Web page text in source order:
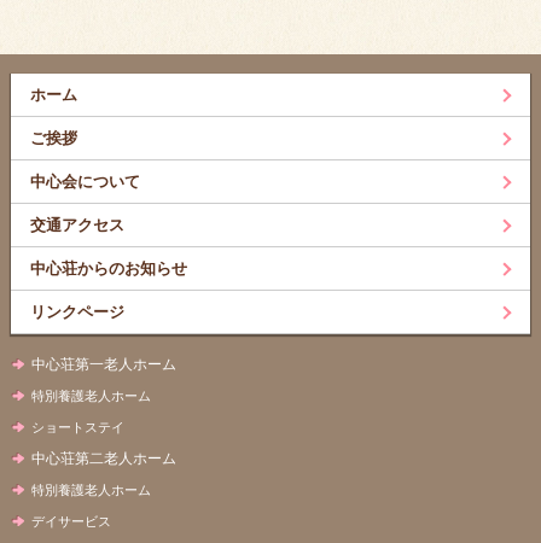
ホーム
ご挨拶
中心会について
交通アクセス
中心荘からのお知らせ
リンクページ
中心荘第一老人ホーム
特別養護老人ホーム
ショートステイ
中心荘第二老人ホーム
特別養護老人ホーム
デイサービス